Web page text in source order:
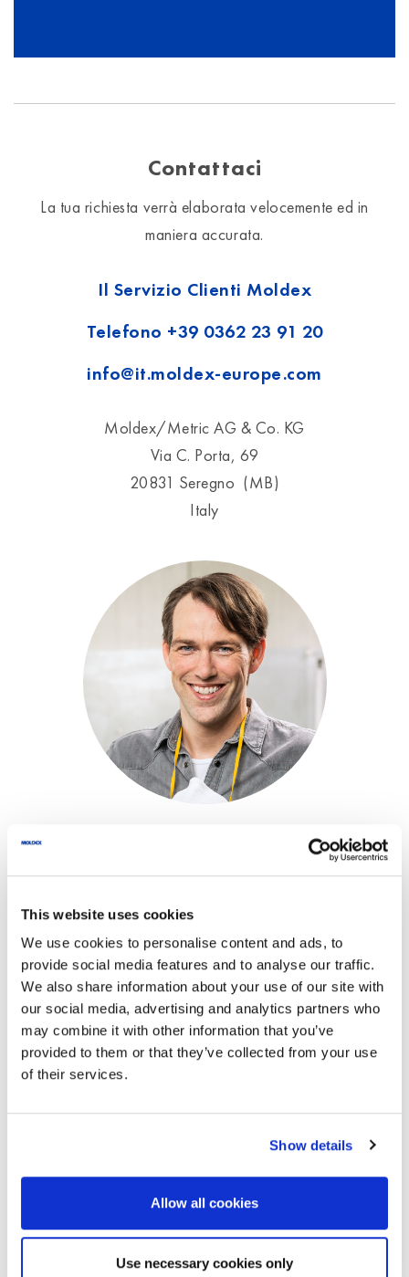
This website uses cookies
We use cookies to personalise content and ads, to
provide social media features and to analyse our traffic.
We also share information about your use of our site with
our social media, advertising and analytics partners who
may combine it with other information that you’ve
provided to them or that they’ve collected from your use
of their services.
Show details
Allow all cookies
Use necessary cookies only
Contattaci
La tua richiesta verrà elaborata velocemente ed in
maniera accurata.
Il Servizio Clienti Moldex
Telefono +39 0362 23 91 20
info@it.moldex-europe.com
Moldex/Metric AG & Co. KG
Via C. Porta, 69
20831 Seregno (MB)
Italy
per rispondere alle tue domande.
Nome*
E-Mail *
Il tuo messaggio per
Moldex
*